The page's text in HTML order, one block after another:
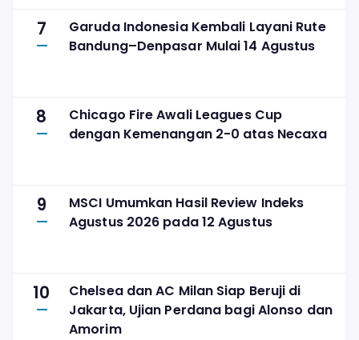
7
Garuda Indonesia Kembali Layani Rute
Bandung–Denpasar Mulai 14 Agustus
8
Chicago Fire Awali Leagues Cup
dengan Kemenangan 2-0 atas Necaxa
9
MSCI Umumkan Hasil Review Indeks
Agustus 2026 pada 12 Agustus
10
Chelsea dan AC Milan Siap Beruji di
Jakarta, Ujian Perdana bagi Alonso dan
Amorim